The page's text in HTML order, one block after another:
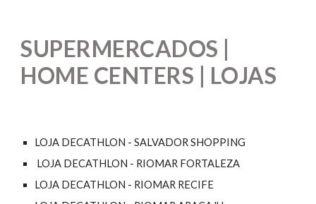
SUPERMERCADOS |
HOME CENTERS | LOJAS
LOJA DECATHLON - SALVADOR SHOPPING
LOJA DECATHLON - RIOMAR FORTALEZA
LOJA DECATHLON - RIOMAR RECIFE